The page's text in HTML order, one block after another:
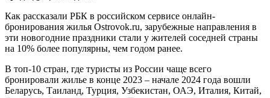
Как рассказали РБК в российском сервисе онлайн-
бронирования жилья Ostrovok.ru, зарубежные направления в
эти новогодние праздники стали у жителей соседней страны
на 10% более популярны, чем годом ранее.
В топ-10 стран, где туристы из России чаще всего
бронировали жилье в конце 2023 – начале 2024 года вошли
Беларусь, Таиланд, Турция, Узбекистан, ОАЭ, Италия, Китай,